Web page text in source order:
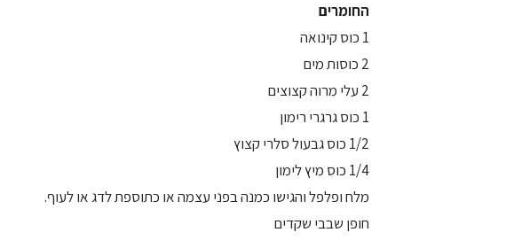
החומרים
1 כוס קינואה
2 כוסות מים
2 עלי מרוה קצוצים
1 כוס גרגרי רימון
1/2 כוס גבעול סלרי קצוץ
1/4 כוס מיץ לימון
מלח ופלפל והגישו כמנה בפני עצמה או כתוספת לדג או לעוף.
חופן שבבי שקדים